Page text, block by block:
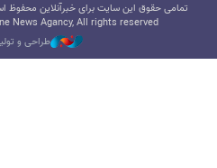
تمامی حقوق این سایت برای خبرآنلاین محفوظ
News Agancy, All rights reserved
طراحی و